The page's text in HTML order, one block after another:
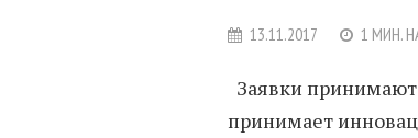
13.11.2017 1 МИН.
Заявки
принимает